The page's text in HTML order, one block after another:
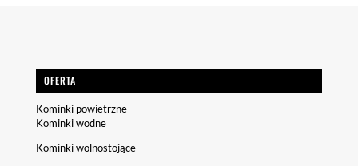
OFERTA
Kominki powietrzne
Kominki wodne
Kominki wolnostojące